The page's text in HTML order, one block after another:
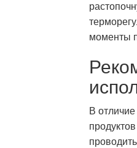
моменты
В отличие